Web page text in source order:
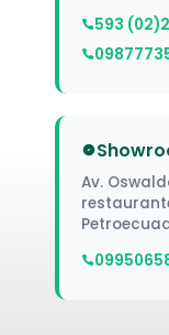
593
Av.